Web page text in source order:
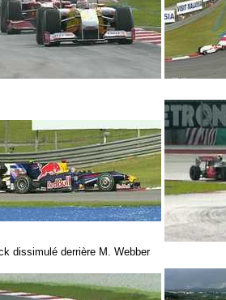
dissimulé derrière M. Webber